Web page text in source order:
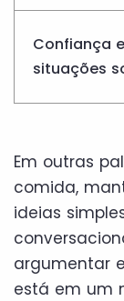
Confiança
situações
Em outras
comida,
ideias
argumentar
está em um